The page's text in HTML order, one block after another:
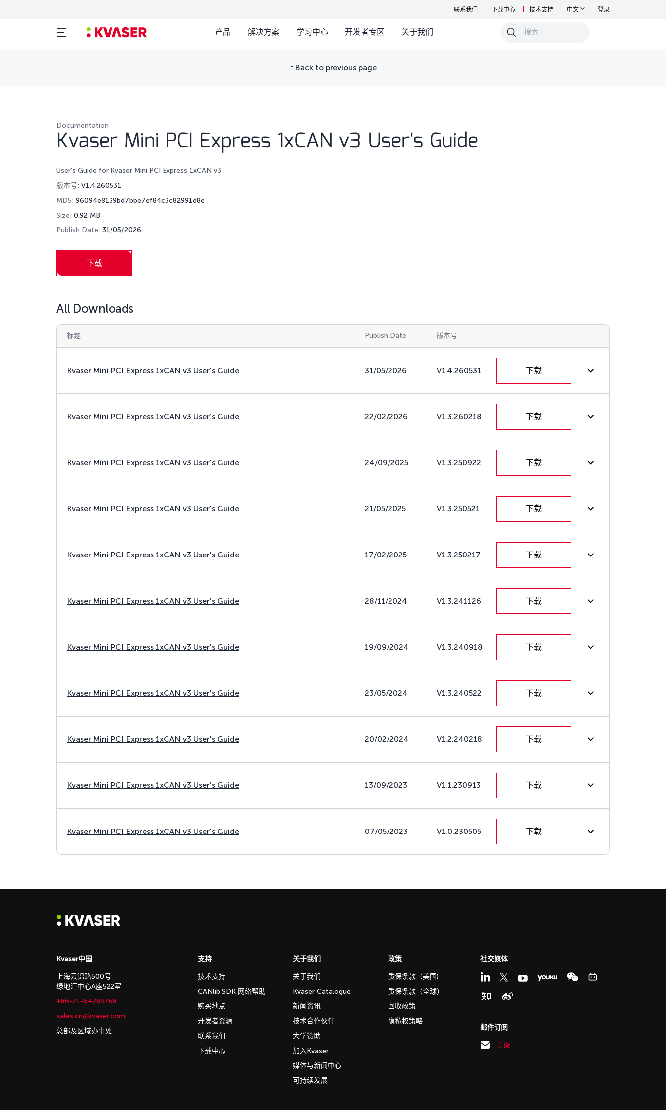
联系我们 下载中心 技术支持 中文 登录
产品 解决方案 学习中心 开发者专区 关于我们 0
Back to previous page
Documentation
Kvaser Mini PCI Express 1xCAN v3 User's Guide
User's Guide for Kvaser Mini PCI Express 1xCAN v3
版本号: V1.4.260531
MD5: 96094e8139bd7bbe7ef84c3c82991d8e
Size: 0.92 MB
Publish Date: 31/05/2026
下载
All Downloads
标题 Publish Date 版本号
Kvaser Mini PCI Express 1xCAN v3 User's Guide 31/05/2026 V1.4.260531 下载
Kvaser Mini PCI Express 1xCAN v3 User's Guide 22/02/2026 V1.3.260218 下载
Kvaser Mini PCI Express 1xCAN v3 User's Guide 24/09/2025 V1.3.250922 下载
Kvaser Mini PCI Express 1xCAN v3 User's Guide 21/05/2025 V1.3.250521 下载
Kvaser Mini PCI Express 1xCAN v3 User's Guide 17/02/2025 V1.3.250217 下载
Kvaser Mini PCI Express 1xCAN v3 User's Guide 28/11/2024 V1.3.241126 下载
Kvaser Mini PCI Express 1xCAN v3 User's Guide 19/09/2024 V1.3.240918 下载
Kvaser Mini PCI Express 1xCAN v3 User's Guide 23/05/2024 V1.3.240522 下载
Kvaser Mini PCI Express 1xCAN v3 User's Guide 20/02/2024 V1.2.240218 下载
Kvaser Mini PCI Express 1xCAN v3 User's Guide 13/09/2023 V1.1.230913 下载
Kvaser Mini PCI Express 1xCAN v3 User's Guide 07/05/2023 V1.0.230505 下载
Kvaser中国
上海云锦路500号
绿地汇中心A座522室
+86-21-64283768
sales.cn@kvaser.com
总部及区域办事处
支持
技术支持
CANlib SDK 网络帮助
购买地点
开发者资源
联系我们
下载中心
关于我们
关于我们
Kvaser Catalogue
新闻资讯
技术合作伙伴
大学赞助
加入Kvaser
媒体与新闻中心
可持续发展
政策
质保条款（美国)
质保条款（全球）
回收政策
隐私权策略
社交媒体
邮件订阅
订阅